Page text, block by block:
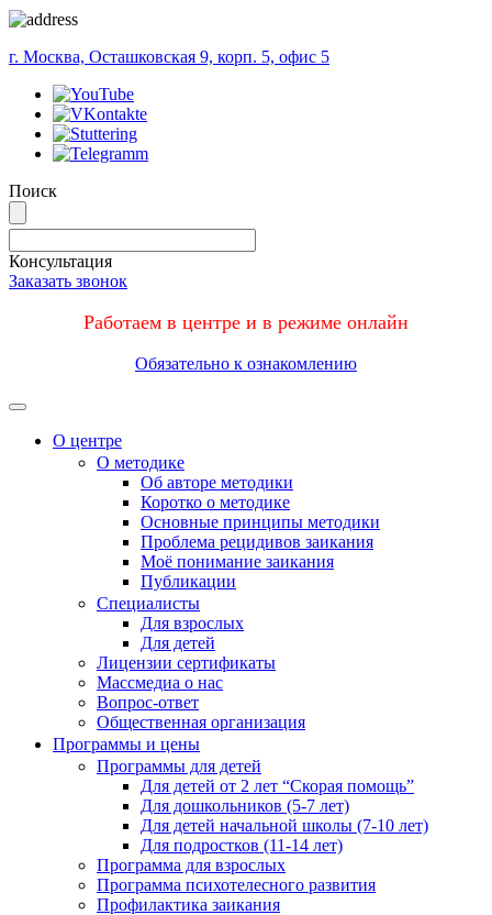
г. Москва, Осташковская 9, корп. 5, офис 5
Поиск
Консультация
Заказать звонок
Работаем в центре и в режиме онлайн
Обязательно к ознакомлению
Меню
О центре
О методике
Об авторе методики
Коротко о методике
Основные принципы методики
Проблема рецидивов заикания
Моё понимание заикания
Публикации
Специалисты
Для взрослых
Для детей
Лицензии сертификаты
Массмедиа о нас
Вопрос-ответ
Общественная организация
Программы и цены
Программы для детей
Для детей от 2 лет “Скорая помощь”
Для дошкольников (5-7 лет)
Для детей начальной школы (7-10 лет)
Для подростков (11-14 лет)
Программа для взрослых
Программа психотелесного развития
Профилактика заикания